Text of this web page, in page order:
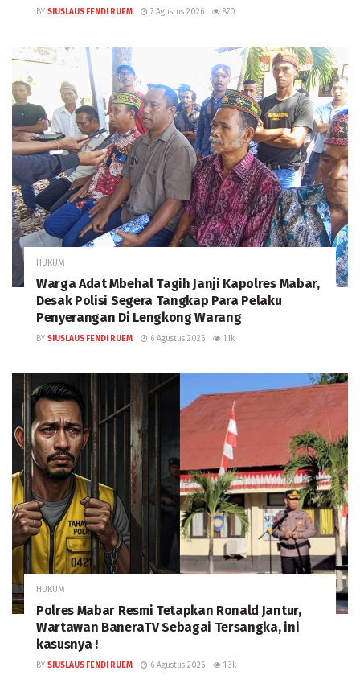
BY SIUSLAUS FENDI RUEM 7 Agustus 2026 870
HUKUM
Warga Adat Mbehal Tagih Janji Kapolres Mabar,
Desak Polisi Segera Tangkap Para Pelaku
Penyerangan Di Lengkong Warang
BY SIUSLAUS FENDI RUEM 6 Agustus 2026 1.1k
HUKUM
Polres Mabar Resmi Tetapkan Ronald Jantur,
Wartawan BaneraTV Sebagai Tersangka, ini
kasusnya !
BY SIUSLAUS FENDI RUEM 6 Agustus 2026 1.3k